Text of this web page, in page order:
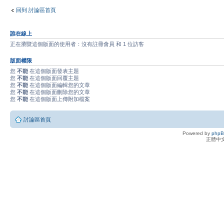
回到 討論區首頁
誰在線上
正在瀏覽這個版面的使用者：沒有註冊會員 和 1 位訪客
版面權限
您 不能 在這個版面發表主題
您 不能 在這個版面回覆主題
您 不能 在這個版面編輯您的文章
您 不能 在這個版面刪除您的文章
您 不能 在這個版面上傳附加檔案
討論區首頁
Powered by
正體中